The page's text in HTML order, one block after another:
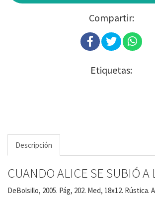
Compartir:
Etiquetas:
Descripción
CUANDO ALICE SE SUBIÓ A
DeBolsillo, 2005. Pág, 202. Med, 18x12. Rústica.